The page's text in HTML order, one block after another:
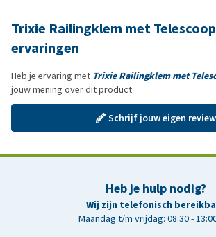
Trixie Railingklem met
ervaringen
Heb je ervaring met Trixie Railingklem met
jouw mening over dit product
Schrijf jouw eigen review
Heb je hulp nodig?
Wij zijn telefonisch
Maandag t/m vrijdag: 08:30 -